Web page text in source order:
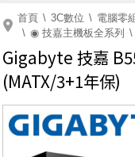
首頁 3C數位 電腦零
◉ 技嘉主機板全系列
Gigabyte 技嘉
(MATX/3+1年保)